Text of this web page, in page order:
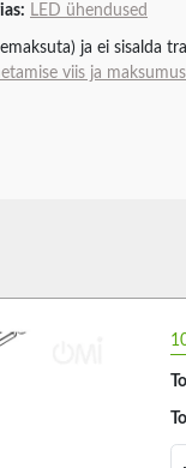
LED ühendused
ja ei sisalda
viis ja